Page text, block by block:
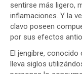
sentirse más ligero,
inflamaciones. Y la
clavo poseen
por sus efectos
El jengibre,
lleva siglos